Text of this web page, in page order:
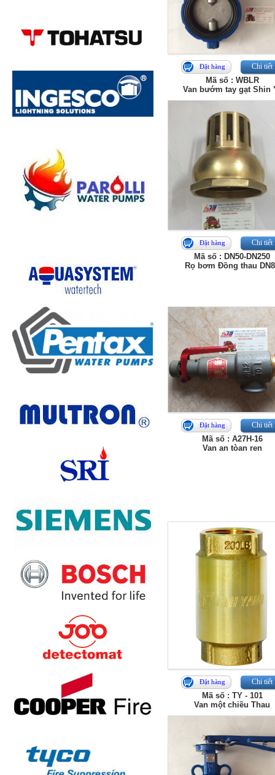
Đặt hàng Chi tiết
Mã số : WBLR
Van bướm tay gạt Shin
Đặt hàng Chi tiết
Mã số : DN50-DN250
Rọ bơm Đồng thau
Đặt hàng Chi tiết
Mã số : A27H-16
Van an tòan ren
Đặt hàng Chi tiết
Mã số : TY - 101
Van một chiều Thau